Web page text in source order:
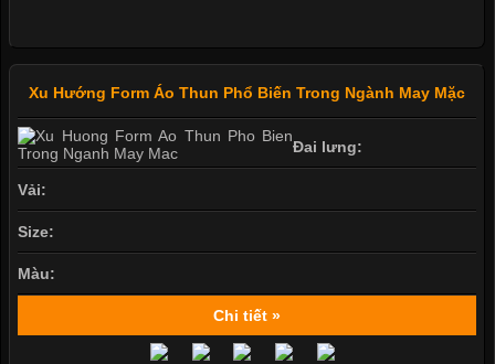
Xu Hướng Form Áo Thun Phổ Biến Trong Ngành May Mặc
Đai lưng:
Vải:
Size:
Màu:
Chi tiết »